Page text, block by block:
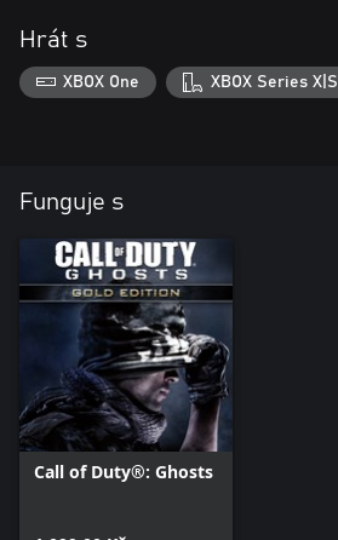
Hrát s
XBOX One XBOX Series X|S
Funguje s
Call of Duty®: Ghosts